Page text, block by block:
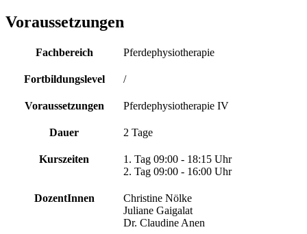
Voraussetzungen
Fachbereich Pferdephysiotherapie
Fortbildungslevel /
Voraussetzungen Pferdephysiotherapie IV
Dauer 2 Tage
Kurszeiten
1. Tag 09:00 - 18:15 Uhr
2. Tag 09:00 - 16:00 Uhr
DozentInnen
Christine Nölke
Juliane Gaigalat
Dr. Claudine Anen